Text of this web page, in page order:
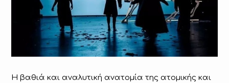
Η βαθιά και αναλυτική ανατομία της ατομικής και